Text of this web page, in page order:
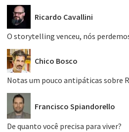
Ricardo Cavallini
O storytelling venceu, nós
Chico Bosco
Notas um pouco antipáticas sobre
Francisco Spiandorello
De quanto você precisa para viver?